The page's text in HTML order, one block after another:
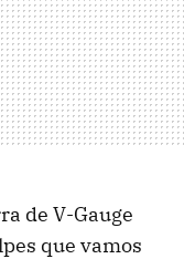
de V-Gauge
que vamos